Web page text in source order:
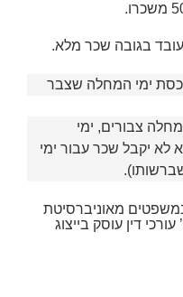
.
בגובה שכר מלא.
ימי המחלה שצבר
צבורים, ימי
לא יקבל שכר עבור ימי
.
מאוניברסיטת
עורכי דין עוסק בייצוג